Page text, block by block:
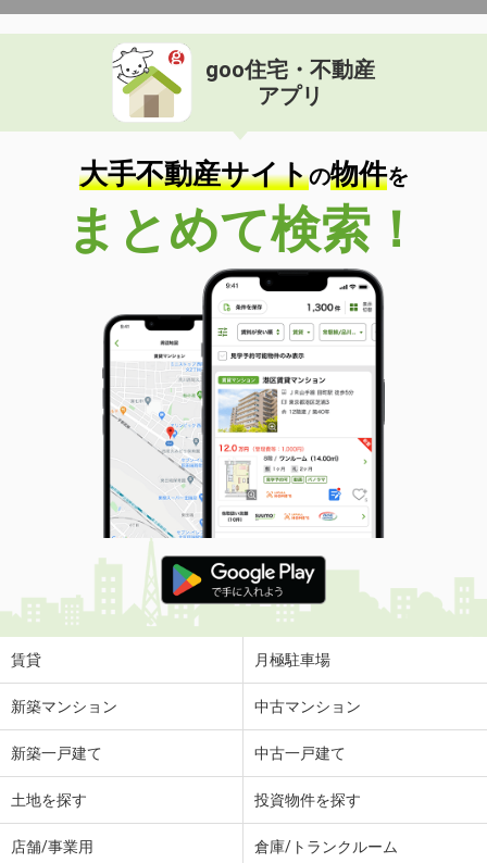
goo住宅・不動産
アプリ
大手不動産サイトの物件を
まとめて検索！
賃貸 月極駐車場
新築マンション 中古マンション
新築一戸建て 中古一戸建て
土地を探す 投資物件を探す
店舗/事業用 倉庫/トランクルーム